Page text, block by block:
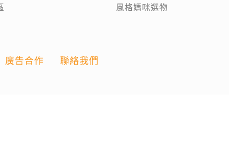
風格媽咪選物
廣告合作 聯絡我們